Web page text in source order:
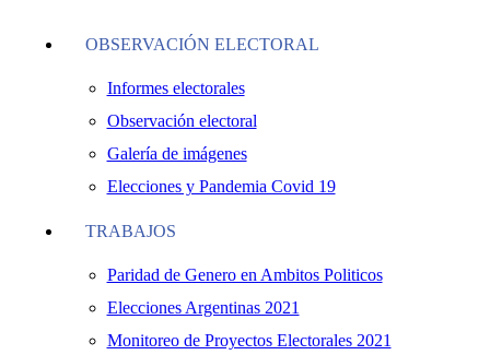
OBSERVACIÓN ELECTORAL
Informes electorales
Observación electoral
Galería de imágenes
Elecciones y Pandemia Covid 19
TRABAJOS
Paridad de Genero en Ambitos Politicos
Elecciones Argentinas 2021
Monitoreo de Proyectos Electorales 2021